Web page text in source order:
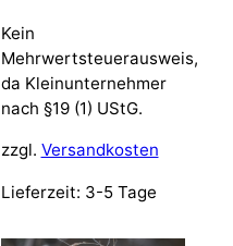
Kein
Mehrwertsteuerausweis,
da Kleinunternehmer
nach §19 (1) UStG.
zzgl. Versandkosten
Lieferzeit: 3-5 Tage